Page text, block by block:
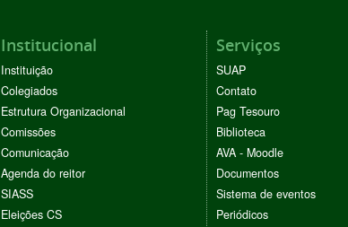
Institucional
Instituição
Colegiados
Estrutura Organizacional
Comissões
Comunicação
Agenda do reitor
SIASS
Eleições CS
Serviços
SUAP
Contato
Pag Tesouro
Biblioteca
AVA - Moodle
Documentos
Sistema de eventos
Periódicos